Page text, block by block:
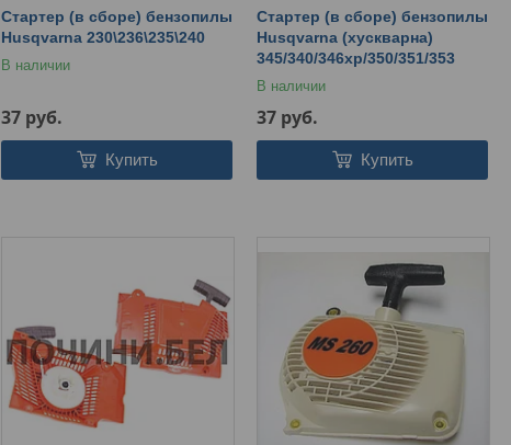
Стартер (в сборе) бензопилы
Husqvarna 230\236\235\240
В наличии
37 руб.
Купить
Стартер (в сборе) бензопилы
Husqvarna (хускварна)
345/340/346xp/350/351/353
В наличии
37 руб.
Купить